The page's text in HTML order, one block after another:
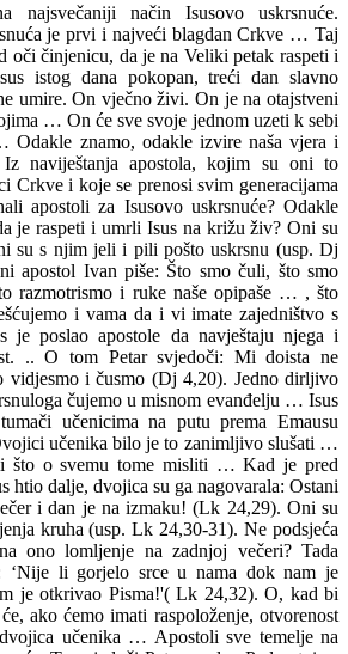
najsvečaniji način Isusovo uskrsnuće.
je prvi i najveći blagdan Crkve … Taj
oči činjenicu, da je na Veliki petak raspeti i
istog dana pokopan, treći dan slavno
umire. On vječno živi. On je na otajstveni
… On će sve svoje jednom uzeti k sebi
znamo, odakle izvire naša vjera i
naviještanja apostola, kojim su oni to
Crkve i koje se prenosi svim generacijama
apostoli za Isusovo uskrsnuće? Odakle
je raspeti i umrli Isus na križu živ? Oni su
su s njim jeli i pili pošto uskrsnu (usp. Dj
apostol Ivan piše: Što smo čuli, što smo
razmotrismo i ruke naše opipaše … , što
i vama da i vi imate zajedništvo s
poslao apostole da navještaju njega i
.. O tom Petar svjedoči: Mi doista ne
vidjesmo i čusmo (Dj 4,20). Jedno dirljivo
čujemo u misnom evanđelju … Isus
učenicima na putu prema Emausu
učenika bilo je to zanimljivo slušati …
što o svemu tome misliti … Kad je pred
htio dalje, dvojica su ga nagovarala: Ostani
i dan je na izmaku! (Lk 24,29). Oni su
kruha (usp. Lk 24,30-31). Ne podsjeća
ono lomljenje na zadnjoj večeri? Tada
‘Nije li gorjelo srce u nama dok nam je
je otkrivao Pisma!'( Lk 24,32). O, kad bi
ako ćemo imati raspoloženje, otvorenost
učenika … Apostoli sve temelje na